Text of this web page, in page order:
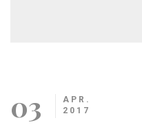
03
APR.
2017